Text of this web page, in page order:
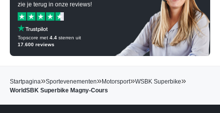
zie je terug in onze reviews!
Topscore met 4.4 sterren uit
17.600 reviews
Startpagina»Sportevenementen»Motorsport»WSBK Superbike»
WorldSBK Superbike Magny-Cours